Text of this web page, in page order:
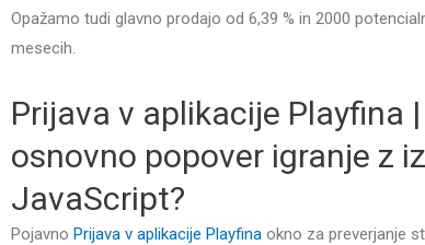
Opažamo tudi glavno prodajo od 6,39 % in 2000
mesecih.
Prijava v aplikacije Playfina
osnovno popover igranje z
JavaScript?
Pojavno Prijava v aplikacije Playfina okno za preverjanje